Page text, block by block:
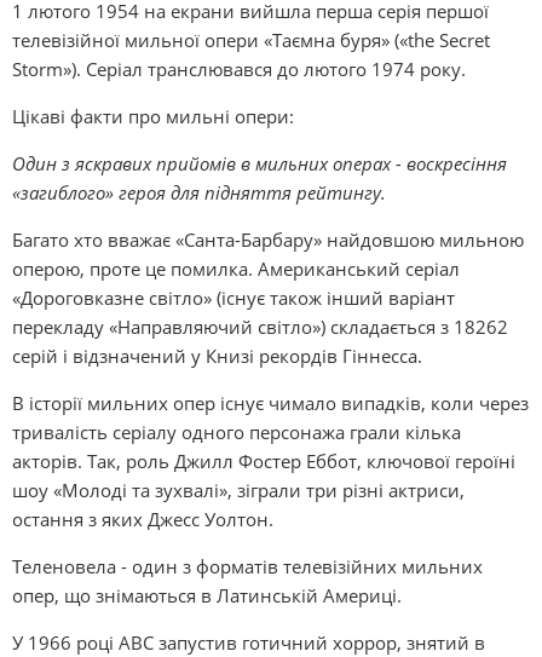
1 лютого 1954 на екрани вийшла перша серія першої
телевізійної мильної опери «Таємна буря» («the Secret
Storm»). Серіал транслювався до лютого 1974 року.
Цікаві факти про мильні опери:
Один з яскравих прийомів в мильних операх - воскресіння
«загиблого» героя для підняття рейтингу.
Багато хто вважає «Санта-Барбару» найдовшою мильною
оперою, проте це помилка. Американський серіал
«Дороговказне світло» (існує також інший варіант
перекладу «Направляючий світло») складається з 18262
серій і відзначений у Книзі рекордів Гіннесса.
В історії мильних опер існує чимало випадків, коли через
тривалість серіалу одного персонажа грали кілька
акторів. Так, роль Джилл Фостер Еббот, ключової героїні
шоу «Молоді та зухвалі», зіграли три різні актриси,
остання з яких Джесс Уолтон.
Теленовела - один з форматів телевізійних мильних
опер, що знімаються в Латинській Америці.
У 1966 році ABC запустив готичний хоррор, знятий в